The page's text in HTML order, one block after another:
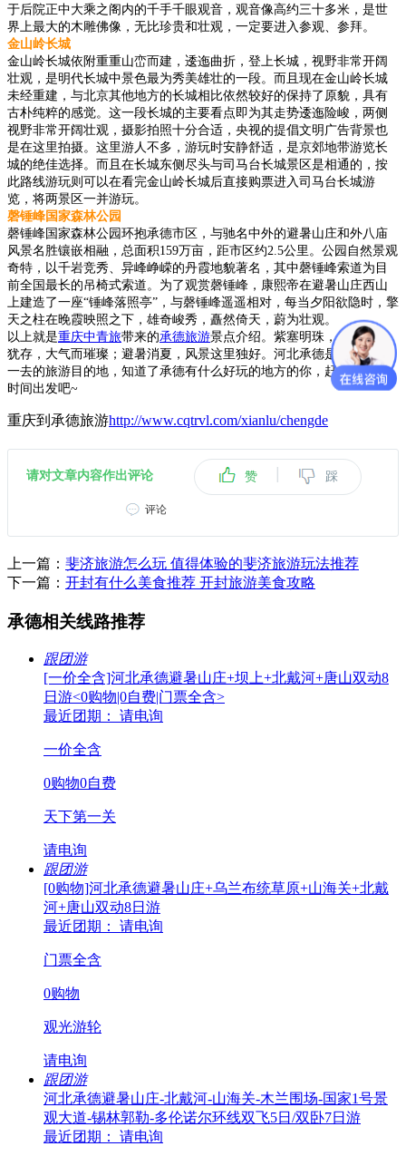
于后院正中大乘之阁内的千手千眼观音，观音像高约三十多米，是世
界上最大的木雕佛像，无比珍贵和壮观，一定要进入参观、参拜。
金山岭长城
金山岭长城依附重重山峦而建，逶迤曲折，登上长城，视野非常开阔
壮观，是明代长城中景色最为秀美雄壮的一段。而且现在金山岭长城
未经重建，与北京其他地方的长城相比依然较好的保持了原貌，具有
古朴纯粹的感觉。这一段长城的主要看点即为其走势逶迤险峻，两侧
视野非常开阔壮观，摄影拍照十分合适，央视的提倡文明广告背景也
是在这里拍摄。这里游人不多，游玩时安静舒适，是京郊地带游览长
城的绝佳选择。而且在长城东侧尽头与司马台长城景区是相通的，按
此路线游玩则可以在看完金山岭长城后直接购票进入司马台长城游
览，将两景区一并游玩。
磬锤峰国家森林公园
磬锤峰国家森林公园环抱承德市区，与驰名中外的避暑山庄和外八庙
风景名胜镶嵌相融，总面积159万亩，距市区约2.5公里。公园自然景观
奇特，以千岩竞秀、异峰峥嵘的丹霞地貌著名，其中磬锤峰索道为目
前全国最长的吊椅式索道。为了观赏磬锤峰，康熙帝在避暑山庄西山
上建造了一座“锤峰落照亭”，与磬锤峰遥遥相对，每当夕阳欲隐时，擎
天之柱在晚霞映照之下，雄奇峻秀，矗然倚天，蔚为壮观。
以上就是重庆中青旅带来的承德旅游景点介绍。紫塞明珠，皇家气派
犹存，大气而璀璨；避暑消夏，风景这里独好。河北承德是一个值得
一去的旅游目的地，知道了承德有什么好玩的地方的你，赶紧挑个好
时间出发吧~
重庆到承德旅游http://www.cqtrvl.com/xianlu/chengde
请对文章内容作出评论 赞 | 踩
评论
上一篇： 斐济旅游怎么玩 值得体验的斐济旅游玩法推荐
下一篇： 开封有什么美食推荐 开封旅游美食攻略
承德相关线路推荐
跟团游
[一价全含]河北承德避暑山庄+坝上+北戴河+唐山双动8
日游<0购物|0自费|门票全含>
最近团期： 请电询
一价全含
0购物0自费
天下第一关
请电询
跟团游
[0购物]河北承德避暑山庄+乌兰布统草原+山海关+北戴
河+唐山双动8日游
最近团期： 请电询
门票全含
0购物
观光游轮
请电询
跟团游
河北承德避暑山庄-北戴河-山海关-木兰围场-国家1号景
观大道-锡林郭勒-多伦诺尔环线双飞5日/双卧7日游
最近团期： 请电询